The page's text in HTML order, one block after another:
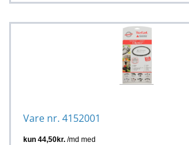
Vare nr. 4152001